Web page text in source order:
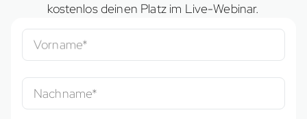
kostenlos deinen Platz im Live-Webinar.
Vorname*
Nachname*